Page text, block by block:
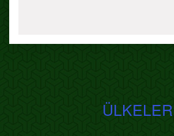
ÜLKELER